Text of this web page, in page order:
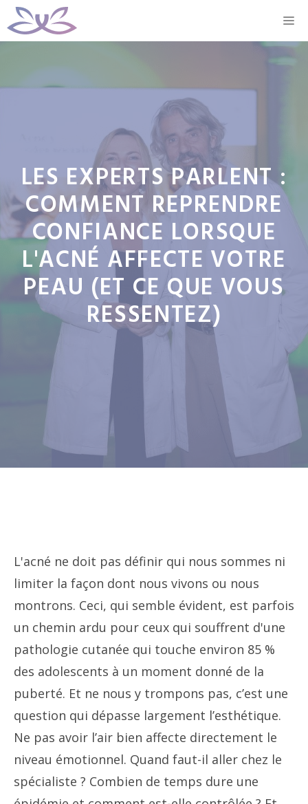
Aller
au
LES EXPERTS PARLENT :
COMMENT REPRENDRE
CONFIANCE LORSQUE
L'ACNÉ AFFECTE VOTRE
PEAU (ET CE QUE VOUS
RESSENTEZ)
L'acné ne doit pas définir qui nous sommes ni
limiter la façon dont nous vivons ou nous
montrons. Ceci, qui semble évident, est parfois
un chemin ardu pour ceux qui souffrent d'une
pathologie cutanée qui touche environ 85 %
des adolescents à un moment donné de la
puberté. Et ne nous y trompons pas, c’est une
question qui dépasse largement l’esthétique.
Ne pas avoir l’air bien affecte directement le
niveau émotionnel. Quand faut-il aller chez le
spécialiste ? Combien de temps dure une